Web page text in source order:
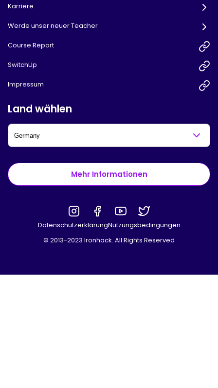
Karriere
Werde unser neuer Teacher
Course Report
SwitchUp
Impressum
Land wählen
Mehr Informationen
DatenschutzerklärungNutzungsbedingungen
© 2013-2023 Ironhack. All Rights Reserved